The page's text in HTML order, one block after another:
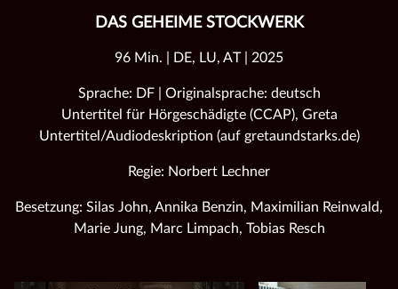
DAS GEHEIME STOCKWERK
96 Min. | DE, LU, AT | 2025
Sprache: DF | Originalsprache: deutsch
Untertitel für Hörgeschädigte (CCAP), Greta
Untertitel/Audiodeskription (auf gretaundstarks.de)
Regie: Norbert Lechner
Besetzung: Silas John, Annika Benzin, Maximilian Reinwald,
Marie Jung, Marc Limpach, Tobias Resch